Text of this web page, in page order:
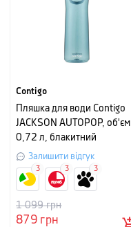
Contigo
Пляшка для води Contigo
JACKSON AUTOPOP, об'єм
0,72 л, блакитний
Залишити відгук
879грн
1 099грн
3 3 3